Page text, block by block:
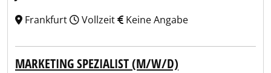
Frankfurt
Vollzeit Keine Angabe
MARKETING SPEZIALIST (M/W/D)